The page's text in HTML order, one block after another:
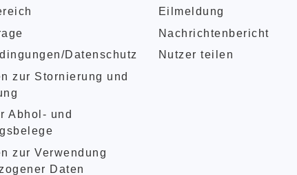
Datenschutz
zur Stornierung und
Abhol- und
zur Verwendung
Daten
Eilmeldung
Nachrichtenbericht
Nutzer teilen